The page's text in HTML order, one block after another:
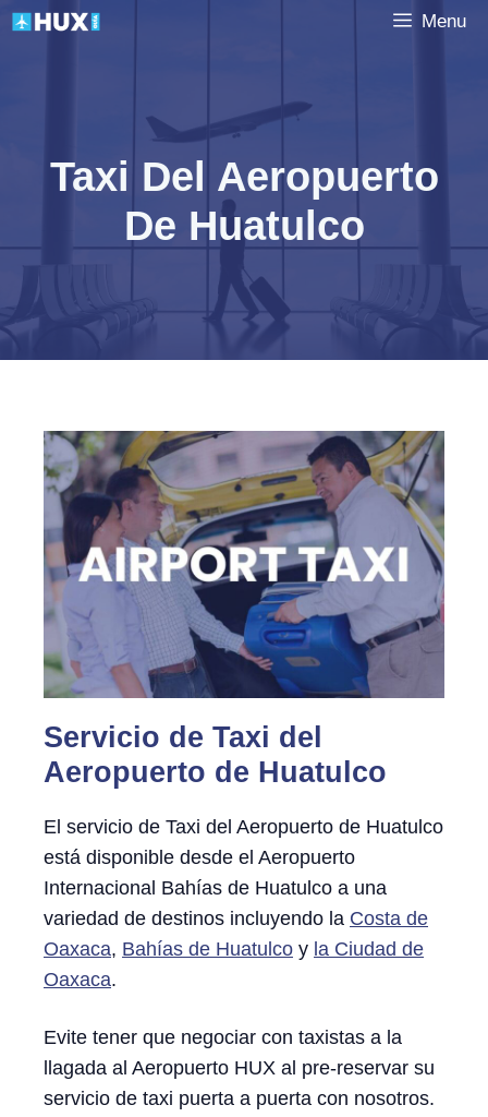
Saltar
Menu
Taxi Del Aeropuerto
De Huatulco
Servicio de Taxi del
Aeropuerto de Huatulco
El servicio de Taxi del Aeropuerto de Huatulco
está disponible desde el Aeropuerto
Internacional Bahías de Huatulco a una
variedad de destinos incluyendo la Costa de
Oaxaca, Bahías de Huatulco y la Ciudad de
Oaxaca.
Evite tener que negociar con taxistas a la
llagada al Aeropuerto HUX al pre-reservar su
servicio de taxi puerta a puerta con nosotros.